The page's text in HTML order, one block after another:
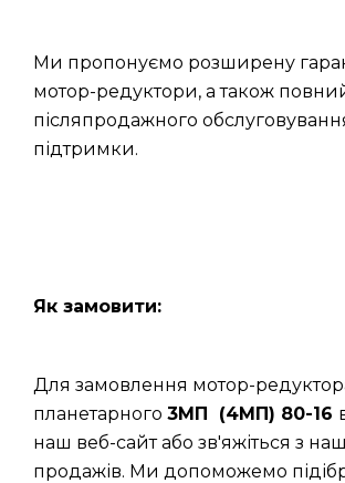
Ми пропонуємо розширену
мотор-редуктори, а також
післяпродажного обслуговування
підтримки.
Як замовити:
Для замовлення мотор-
планетарного 3МП (4МП) 80-16
наш веб-сайт або зв'яжіться з
продажів. Ми допоможемо